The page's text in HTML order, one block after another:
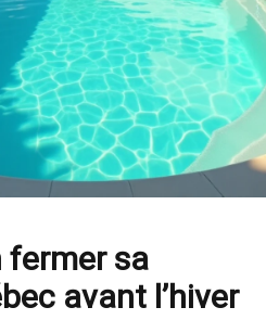
fermer sa
avant l’hiver